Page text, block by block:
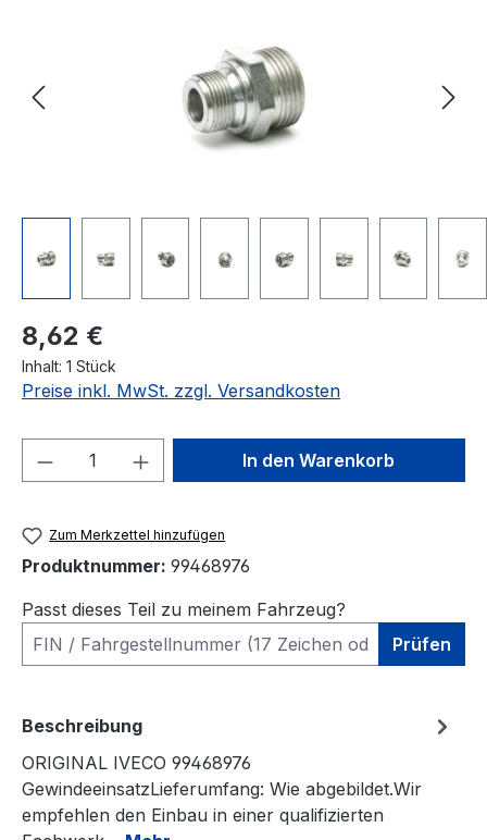
Regulärer Preis:
8,62 €
Inhalt: 1 Stück
Preise inkl. MwSt. zzgl. Versandkosten
Produkt Anzahl: Gib denIn den Warenkorb
Zum Merkzettel hinzufügen
Produktnummer: 99468976
Passt dieses Teil zu meinem Fahrzeug?
Prüfen
Beschreibung
ORIGINAL IVECO 99468976
GewindeeinsatzLieferumfang: Wie abgebildet.Wir
empfehlen den Einbau in einer qualifizierten